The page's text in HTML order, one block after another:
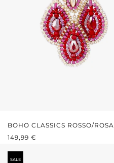
BOHO CLASSICS ROSSO/ROSA
PREZZO NORMALE:
149,99 €
SALE